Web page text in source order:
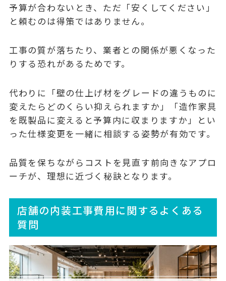
予算が合わないとき、ただ「安くしてください」
と頼むのは得策ではありません。
工事の質が落ちたり、業者との関係が悪くなった
りする恐れがあるためです。
代わりに「壁の仕上げ材をグレードの違うものに
変えたらどのくらい抑えられますか」「造作家具
を既製品に変えると予算内に収まりますか」とい
った仕様変更を一緒に相談する姿勢が有効です。
品質を保ちながらコストを見直す前向きなアプロ
ーチが、理想に近づく秘訣となります。
店舗の内装工事費用に関するよくある
質問